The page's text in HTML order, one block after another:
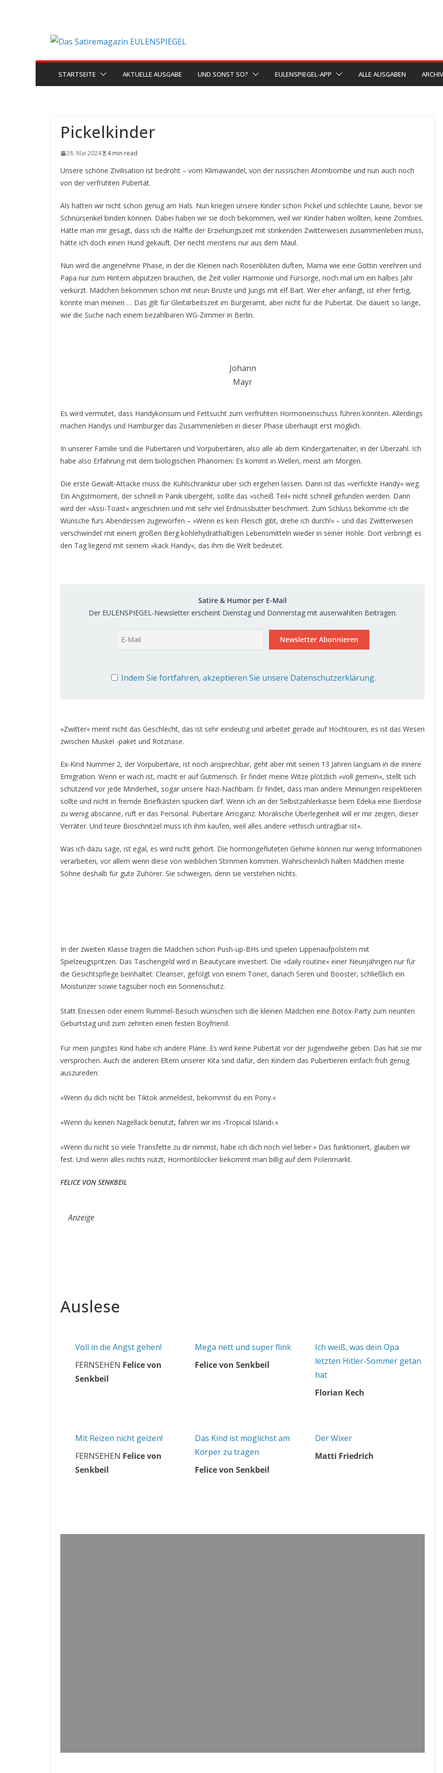
springen
STARTSEITE AKTUELLE AUSGABE UND SONST SO? EULENSPIEGEL-APP ALLE AUSGABEN ARCHIV
Pickelkinder
28. Mai 2024 4 min read
Unsere schöne Zivilisation ist bedroht – vom Klimawandel, von der russischen Atombombe und nun auch noch
von der verfrühten Pubertät.
Als hätten wir nicht schon genug am Hals. Nun kriegen unsere Kinder schon Pickel und schlechte Laune, bevor sie
Schnürsenkel binden können. Dabei haben wir sie doch bekommen, weil wir Kinder haben wollten, keine Zombies.
Hätte man mir gesagt, dass ich die Hälfte der Erziehungszeit mit stinkenden Zwitterwesen zusammenleben muss,
hätte ich doch einen Hund gekauft. Der riecht meistens nur aus dem Maul.
Nun wird die angenehme Phase, in der die Kleinen nach Rosenblüten duften, Mama wie eine Göttin verehren und
Papa nur zum Hintern abputzen brauchen, die Zeit voller Harmonie und Fürsorge, noch mal um ein halbes Jahr
verkürzt. Mädchen bekommen schon mit neun Brüste und Jungs mit elf Bart. Wer eher anfängt, ist eher fertig,
könnte man meinen … Das gilt für Gleitarbeitszeit im Bürgeramt, aber nicht für die Pubertät. Die dauert so lange,
wie die Suche nach einem bezahlbaren WG-Zimmer in Berlin.
Johann
Mayr
Es wird vermutet, dass Handykonsum und Fettsucht zum verfrühten Hormoneinschuss führen könnten. Allerdings
machen Handys und Hamburger das Zusammenleben in dieser Phase überhaupt erst möglich.
In unserer Familie sind die Pubertären und Vorpubertären, also alle ab dem Kindergartenalter, in der Überzahl. Ich
habe also Erfahrung mit dem biologischen Phänomen: Es kommt in Wellen, meist am Morgen.
Die erste Gewalt-Attacke muss die Kühlschranktür über sich ergehen lassen. Dann ist das »verfickte Handy« weg.
Ein Angstmoment, der schnell in Panik übergeht, sollte das »scheiß Teil« nicht schnell gefunden werden. Dann
wird der »Assi-Toast« angeschrien und mit sehr viel Erdnussbutter beschmiert. Zum Schluss bekomme ich die
Wünsche fürs Abendessen zugeworfen – »Wenn es kein Fleisch gibt, drehe ich durch!« – und das Zwitterwesen
verschwindet mit einem großen Berg kohlehydrathaltigen Lebensmitteln wieder in seiner Höhle. Dort verbringt es
den Tag liegend mit seinem »kack Handy«, das ihm die Welt bedeutet.
Satire & Humor per E-Mail
Der EULENSPIEGEL-Newsletter erscheint Dienstag und Donnerstag mit auserwählten Beiträgen.
Indem Sie fortfahren, akzeptieren Sie unsere Datenschutzerklärung.
»Zwitter« meint nicht das Geschlecht, das ist sehr eindeutig und arbeitet gerade auf Hochtouren, es ist das Wesen
zwischen Muskel -paket und Rotznase.
Ex-Kind Nummer 2, der Vorpubertäre, ist noch ansprechbar, geht aber mit seinen 13 Jahren langsam in die innere
Emigration. Wenn er wach ist, macht er auf Gutmensch. Er findet meine Witze plötzlich »voll gemein«, stellt sich
schützend vor jede Minderheit, sogar unsere Nazi-Nachbarn. Er findet, dass man andere Meinungen respektieren
sollte und nicht in fremde Briefkästen spucken darf. Wenn ich an der Selbstzahlerkasse beim Edeka eine Bierdose
zu wenig abscanne, ruft er das Personal. Pubertäre Arroganz. Moralische Überlegenheit will er mir zeigen, dieser
Verräter. Und teure Bioschnitzel muss ich ihm kaufen, weil alles andere »ethisch untragbar ist«.
Was ich dazu sage, ist egal, es wird nicht gehört. Die hormongefluteten Gehirne können nur wenig Informationen
verarbeiten, vor allem wenn diese von weiblichen Stimmen kommen. Wahrscheinlich halten Mädchen meine
Söhne deshalb für gute Zuhörer. Sie schweigen, denn sie verstehen nichts.
In der zweiten Klasse tragen die Mädchen schon Push-up-BHs und spielen Lippenaufpolstern mit
Spielzeugspritzen. Das Taschengeld wird in Beautycare investiert. Die »daily routine« einer Neunjährigen nur für
die Gesichtspflege beinhaltet: Cleanser, gefolgt von einem Toner, danach Seren und Booster, schließlich ein
Moisturizer sowie tagsüber noch ein Sonnenschutz.
Statt Eisessen oder einem Rummel-Besuch wünschen sich die kleinen Mädchen eine Botox-Party zum neunten
Geburtstag und zum zehnten einen festen Boyfriend.
Für mein jüngstes Kind habe ich andere Pläne. Es wird keine Pubertät vor der Jugendweihe geben. Das hat sie mir
versprochen. Auch die anderen Eltern unserer Kita sind dafür, den Kindern das Pubertieren einfach früh genug
auszureden:
»Wenn du dich nicht bei Tiktok anmeldest, bekommst du ein Pony.«
»Wenn du keinen Nagellack benutzt, fahren wir ins ›Tropical Island‹.«
»Wenn du nicht so viele Transfette zu dir nimmst, habe ich dich noch viel lieber.« Das funktioniert, glauben wir
fest. Und wenn alles nichts nützt, Hormonblocker bekommt man billig auf dem Polenmarkt.
FELICE VON SENKBEIL
Anzeige
Auslese
Voll in die Angst gehen!
FERNSEHEN Felice von
Senkbeil
Mega nett und super flink
Felice von Senkbeil
Ich weiß, was dein Opa
letzten Hitler-Sommer getan
hat
Florian Kech
Mit Reizen nicht geizen!
FERNSEHEN Felice von
Senkbeil
Das Kind ist möglichst am
Körper zu tragen
Felice von Senkbeil
Der Wixer
Matti Friedrich